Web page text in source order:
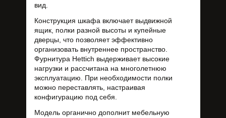
вид.
Конструкция шкафа включает выдвижной
ящик, полки разной высоты и купейные
дверцы, что позволяет эффективно
организовать внутреннее пространство.
Фурнитура Hettich выдерживает высокие
нагрузки и рассчитана на многолетнюю
эксплуатацию. При необходимости полки
можно переставлять, настраивая
конфигурацию под себя.
Модель органично дополнит мебельную